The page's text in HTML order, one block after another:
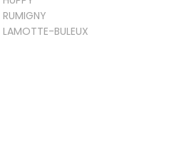
RUMIGNY
LAMOTTE-BULEUX